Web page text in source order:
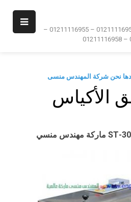
المهندس منسي تعبئة وتغليف 01211116954 – 01211116955 –
نحن شركة المهندس منسى
الأكياس
ماركة مهندس منسي